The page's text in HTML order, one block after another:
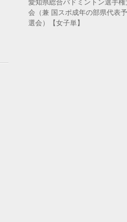
会（兼 国スポ成年の部県代表予
選会）【女子単】